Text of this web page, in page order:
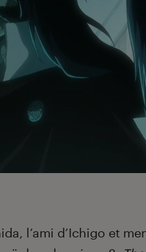
l’ami d’Ichigo et